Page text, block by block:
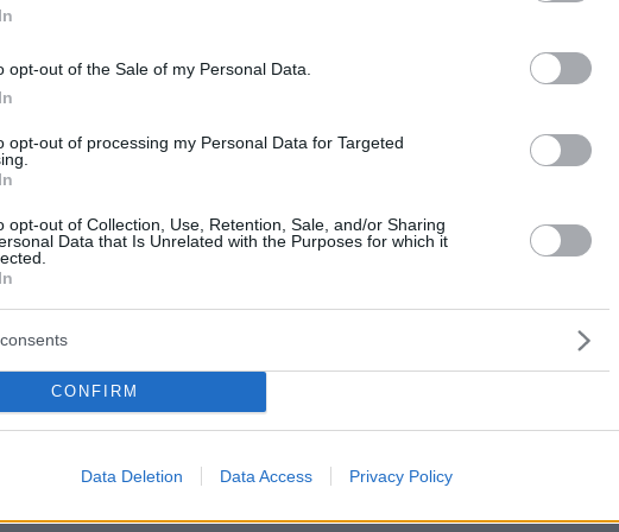
opt-out of the Sale of my Personal Data.
opt-out of processing my Personal Data for Targeted
opt-out of Collection, Use, Retention, Sale, and/or Sharing
Data that Is Unrelated with the Purposes for which it
CONFIRM
Data Deletion Data Access Privacy Policy
στρατιωτική δραστηριότητα γύρω από το
του. Αμερικανικά αεροσκάφη ανίχνευσης
έχουν πετάξει δύο φορές πάνω από το
τον τελευταίο χρόνο, σύμφωνα με δημόσια
πτήσεων. Το ναυάγιο επισκέφθηκε επίσης,
μετά τη βύθιση, ένα ύποπτο ρωσικό
πλοίο, το οποίο προκάλεσε τέσσερις
σύμφωνα με πηγή που γνωρίζει την
για το περιστατικό.